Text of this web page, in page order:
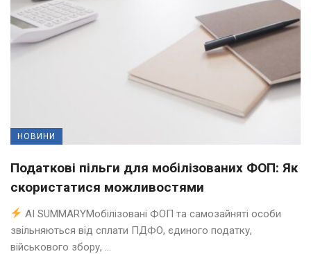
НОВИНИ
Податкові пільги для мобілізованих ФОП: Як
скористатися можливостями
AI SUMMARYМобілізовані ФОП та самозайняті особи
звільняються від сплати ПДФО, єдиного податку,
військового збору, ...